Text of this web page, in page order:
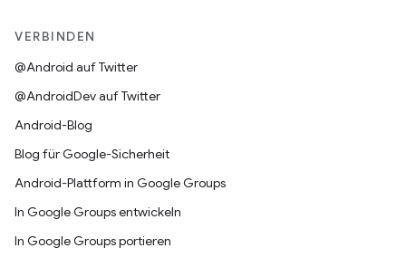
VERBINDEN
@Android auf Twitter
@AndroidDev auf Twitter
Android-Blog
Blog für Google-Sicherheit
Android-Plattform in Google Groups
In Google Groups entwickeln
In Google Groups portieren